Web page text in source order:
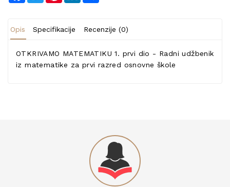
Opis Specifikacije Recenzije (0)
OTKRIVAMO MATEMATIKU 1. prvi dio - Radni udžbenik
iz matematike za prvi razred osnovne škole